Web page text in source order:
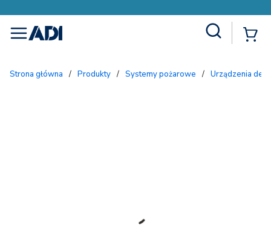
menu
Strona główna / Produkty / Systemy pożarowe / Urządzenia